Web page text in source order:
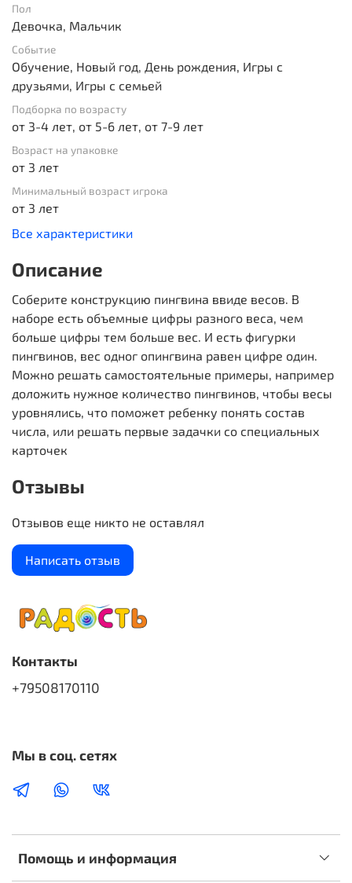
Пол
Девочка, Мальчик
Событие
Обучение, Новый год, День рождения, Игры с
друзьями, Игры с семьей
Подборка по возрасту
от 3-4 лет, от 5-6 лет, от 7-9 лет
Возраст на упаковке
от 3 лет
Минимальный возраст игрока
от 3 лет
Все характеристики
Описание
Соберите конструкцию пингвина ввиде весов. В
наборе есть объемные цифры разного веса, чем
больше цифры тем больше вес. И есть фигурки
пингвинов, вес одног опингвина равен цифре один.
Можно решать самостоятельные примеры, например
доложить нужное количество пингвинов, чтобы весы
уровнялись, что поможет ребенку понять состав
числа, или решать первые задачки со специальных
карточек
Отзывы
Отзывов еще никто не оставлял
Написать отзыв
Помощь и информация
Контакты
+79508170110
Мы в соц. сетях